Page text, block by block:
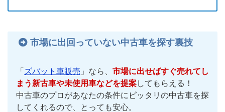
市場に出回っていない中古車を探す裏技
「 ズバット車販売 」なら、 市場に出せばすぐ売れてし
まう新古車や未使用車などを提案してもらえる！
中古車のプロがあなたの条件にピッタリの中古車を探
してくれるので、とっても安心。